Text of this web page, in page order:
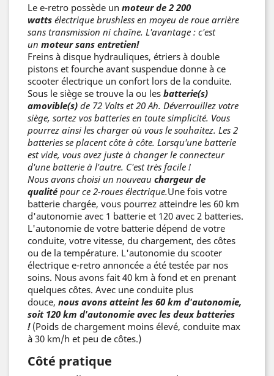
Le e-retro possède un moteur de 2 200
watts électrique brushless en moyeu de roue arrière
sans transmission ni chaîne. L'avantage : c'est
un moteur sans entretien!
Freins à disque hydrauliques, étriers à double
pistons et fourche avant suspendue donne à ce
scooter électrique un confort lors de la conduite.
Sous le siège se trouve la ou les batterie(s)
amovible(s) de 72 Volts et 20 Ah. Déverrouillez votre
siège, sortez vos batteries en toute simplicité. Vous
pourrez ainsi les charger où vous le souhaitez. Les 2
batteries se placent côte à côte. Lorsqu'une batterie
est vide, vous avez juste à changer le connecteur
d'une batterie à l'autre. C'est très facile !
Nous avons choisi un nouveau chargeur de
qualité pour ce 2-roues électrique.Une fois votre
batterie chargée, vous pourrez atteindre les 60 km
d'autonomie avec 1 batterie et 120 avec 2 batteries.
L'autonomie de votre batterie dépend de votre
conduite, votre vitesse, du chargement, des côtes
ou de la température. L'autonomie du scooter
électrique e-retro annoncée a été testée par nos
soins. Nous avons fait 40 km à fond et en prenant
quelques côtes. Avec une conduite plus
douce, nous avons atteint les 60 km d'autonomie,
soit 120 km d'autonomie avec les deux batteries
!(Poids de chargement moins élevé, conduite max
à 30 km/h et peu de côtes.)
Côté pratique